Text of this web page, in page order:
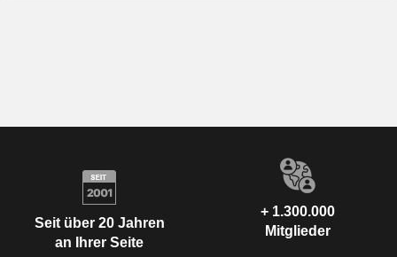
Seit über 20 Jahren
an Ihrer Seite
+ 1.300.000
Mitglieder